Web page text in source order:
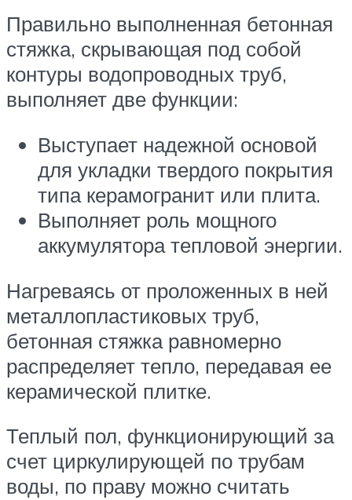
Правильно выполненная бетонная
стяжка, скрывающая под собой
контуры водопроводных труб,
выполняет две функции:
Выступает надежной основой
для укладки твердого покрытия
типа керамогранит или плита.
Выполняет роль мощного
аккумулятора тепловой энергии.
Нагреваясь от проложенных в ней
металлопластиковых труб,
бетонная стяжка равномерно
распределяет тепло, передавая ее
керамической плитке.
Теплый пол, функционирующий за
счет циркулирующей по трубам
воды, по праву можно считать